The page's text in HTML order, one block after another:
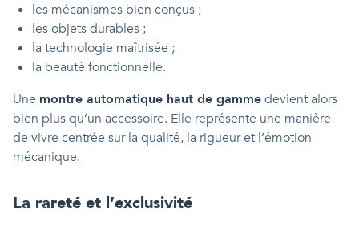
les mécanismes bien conçus ;
les objets durables ;
la technologie maîtrisée ;
la beauté fonctionnelle.
Une montre automatique haut de gammedevient alors
bien plus qu’un accessoire. Elle représente une manière
de vivre centrée sur la qualité, la rigueur et l’émotion
mécanique.
La rareté et l’exclusivité